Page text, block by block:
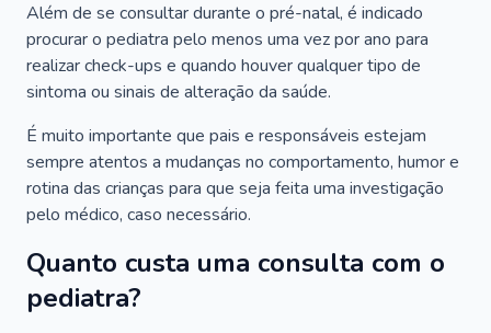
Além de se consultar durante o pré-natal, é indicado
procurar o pediatra pelo menos uma vez por ano para
realizar check-ups e quando houver qualquer tipo de
sintoma ou sinais de alteração da saúde.
É muito importante que pais e responsáveis estejam
sempre atentos a mudanças no comportamento, humor e
rotina das crianças para que seja feita uma investigação
pelo médico, caso necessário.
Quanto custa uma consulta com o
pediatra?